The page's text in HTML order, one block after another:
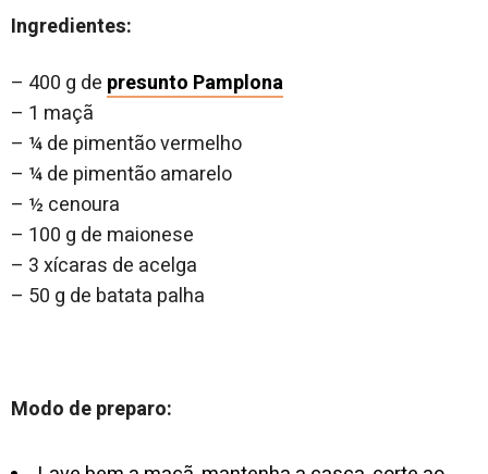
Ingredientes:
– 400 g de presunto Pamplona
– 1 maçã
– ¼ de pimentão vermelho
– ¼ de pimentão amarelo
– ½ cenoura
– 100 g de maionese
– 3 xícaras de acelga
– 50 g de batata palha
Modo de preparo: